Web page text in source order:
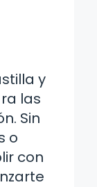
y
las
Sin
o
con